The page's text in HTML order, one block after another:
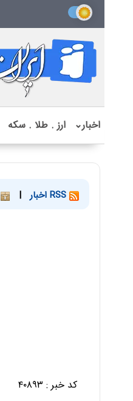
اخبار⌄ ارز . طلا . سکه
|
کد خبر : ۴۰۸۹۳